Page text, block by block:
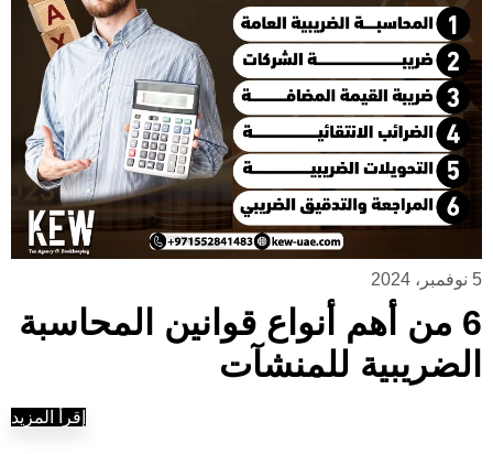
5 نوفمبر، 2024
6 من أهم أنواع قوانين المحاسبة
الضريبية للمنشآت
إقرأ المزيد